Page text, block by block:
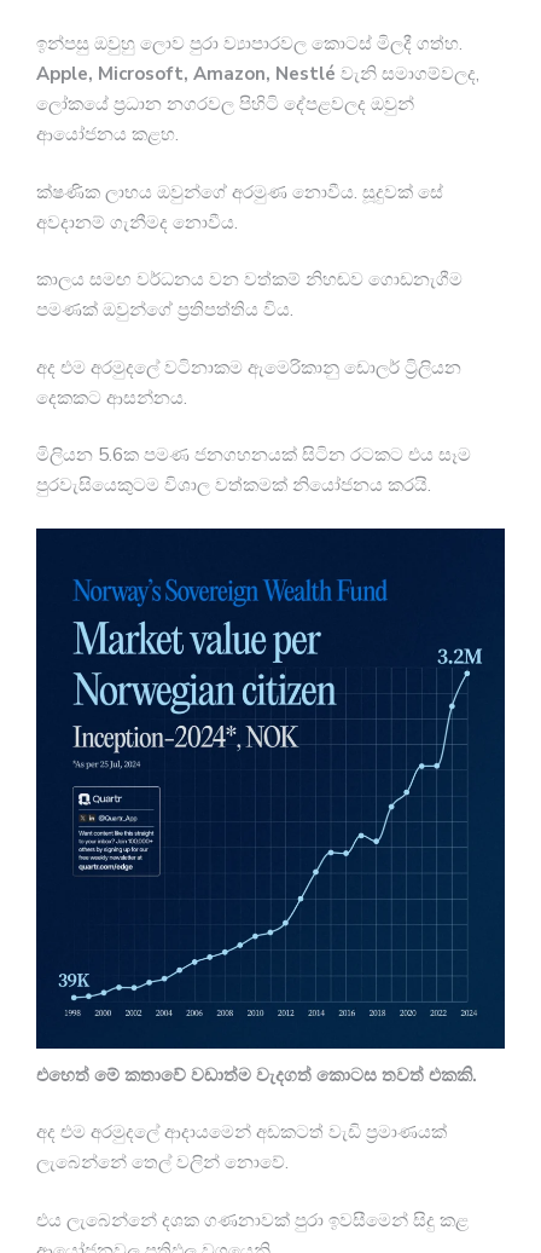
ඉන්පසු ඔවුහු ලොව පුරා ව්‍යාපාරවල කොටස් මිලදී ගත්හ.
Apple, Microsoft, Amazon, Nestlé වැනි සමාගම්වලද,
ලෝකයේ ප්‍රධාන නගරවල පිහිටි දේපළවලද ඔවුන්
ආයෝජනය කළහ.
ක්ෂණික ලාභය ඔවුන්ගේ අරමුණ නොවීය. සූදුවක් සේ
අවදානම් ගැනීමද නොවීය.
කාලය සමඟ වර්ධනය වන වත්කම් නිහඬව ගොඩනැගීම
පමණක් ඔවුන්ගේ ප්‍රතිපත්තිය විය.
අද එම අරමුදලේ වටිනාකම ඇමෙරිකානු ඩොලර් ට්‍රිලියන
දෙකකට ආසන්නය.
මිලියන 5.6ක පමණ ජනගහනයක් සිටින රටකට එය සෑම
පුරවැසියෙකුටම විශාල වත්කමක් නියෝජනය කරයි.
එහෙත් මේ කතාවේ වඩාත්ම වැදගත් කොටස තවත් එකකි.
අද එම අරමුදලේ ආදායමෙන් අඩකටත් වැඩි ප්‍රමාණයක්
ලැබෙන්නේ තෙල් වලින් නොවේ.
එය ලැබෙන්නේ දශක ගණනාවක් පුරා ඉවසීමෙන් සිදු කළ